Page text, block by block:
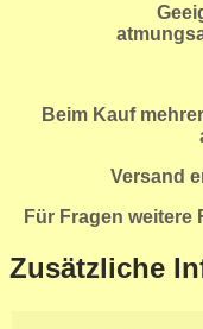
Beim Kauf
Versand
Für Fragen weitere
Zusätzliche